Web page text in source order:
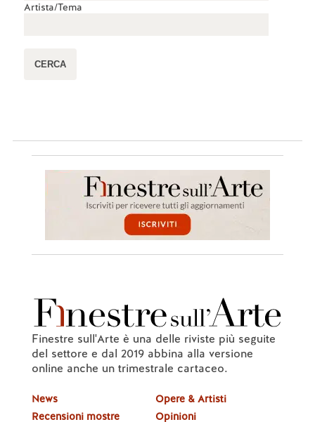
Artista/Tema
Finestre sull'Arte è una delle riviste più seguite
del settore e dal 2019 abbina alla versione
online anche un trimestrale cartaceo.
News
Recensioni mostre
Opere & Artisti
Opinioni